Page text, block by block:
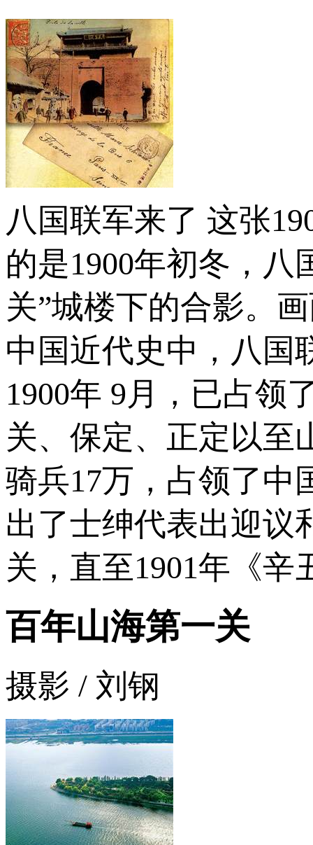
八国联军来了 这张
的是1900年初冬，
关”城楼下的合影。
中国近代史中，八国
1900年 9月，已占领
关、保定、正定以至
骑兵17万，占领了中
出了士绅代表出迎议
关，直至1901年《
百年山海第一关
摄影 / 刘钢